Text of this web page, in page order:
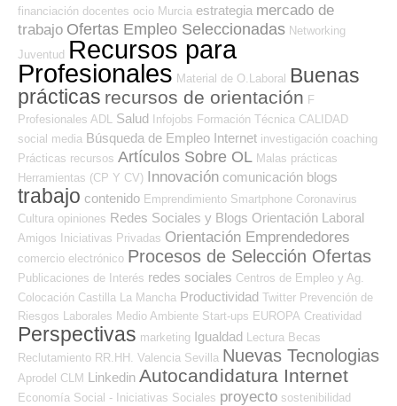
financiación docentes ocio Murcia estrategia mercado de
trabajo Ofertas Empleo Seleccionadas Networking
Juventud Recursos para
Profesionales Material de O.Laboral Buenas
prácticas recursos de orientación F
Profesionales ADL
Salud Infojobs Formación Técnica CALIDAD
social media Búsqueda de Empleo Internet investigación coaching
Prácticas recursos Artículos Sobre OL Malas prácticas
Herramientas (CP Y CV) Innovación comunicación blogs
trabajo contenido Emprendimiento Smartphone Coronavirus
Cultura opiniones Redes Sociales y Blogs Orientación Laboral
Amigos Iniciativas Privadas Orientación Emprendedores
comercio electrónico Procesos de Selección Ofertas
Publicaciones de Interés redes sociales Centros de Empleo y Ag.
Colocación Castilla La Mancha Productividad Twitter Prevención de
Riesgos Laborales Medio Ambiente Start-ups EUROPA Creatividad
Perspectivas marketing Igualdad Lectura Becas
Reclutamiento RR.HH. Valencia Sevilla Nuevas Tecnologias
Aprodel CLM Linkedin Autocandidatura Internet
Economía Social - Iniciativas Sociales proyecto sostenibilidad